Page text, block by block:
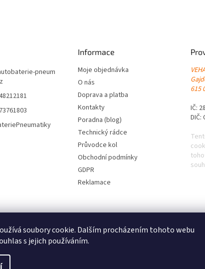
soubory cookie. Dalším procházením tohoto webu
s jejich používáním.
pneum
Informace
Moje objednávka
O nás
Doprava a platba
Kontakty
Poradna (blog)
Technický rádce
Průvodce kol
Obchodní podmínky
GDPR
Reklamace
615
IČ:
DIČ:
|Levné pneumatiky s dopravou zdarma Zimní